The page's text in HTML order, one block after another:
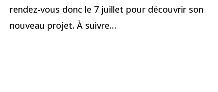
rendez-vous donc le 7 juillet pour découvrir son
nouveau projet. À suivre…